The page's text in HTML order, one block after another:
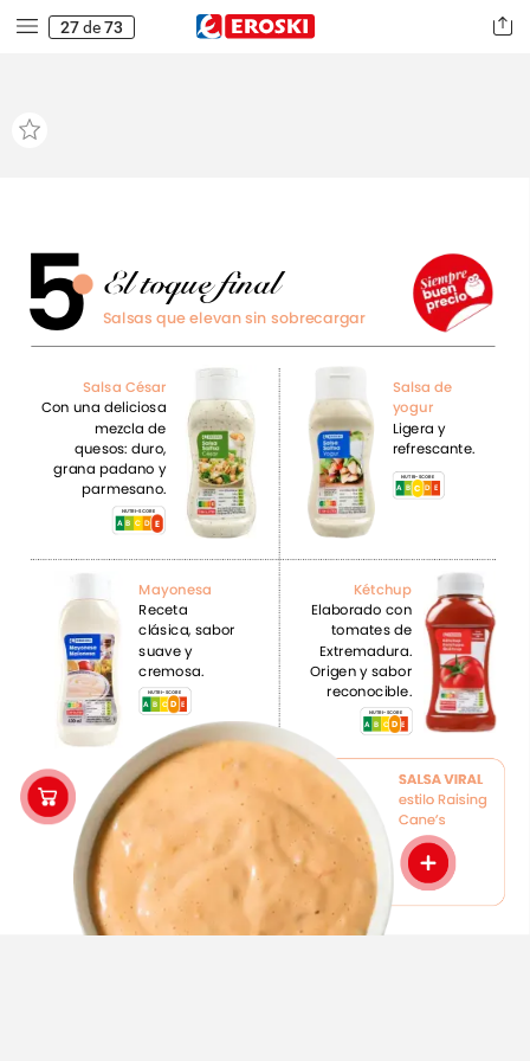
27de73
Kétchup
Elaborado con
tomates de
Extremadura.
Origen ysabor
reconocible.
Mayonesa
Receta
clásica, sabor
suavey
cremosa.
Salsa César
Con una deliciosa
mezcla de
quesos: duro,
grana padano y
parmesano.
Salsa de
yogur
Ligera y
refrescante.
Salsas queelevansin sobrecargar
El toque final
5
SALSAVIRAL
estiloRaising
Cane’s
A B D E
C
NUTRI-SCORE
C
A B D E
C
NUTRI-SCORE
E
A B D E
C
NUTRI-SCORE
D
A B D E
C
NUTRI-SCORE
D